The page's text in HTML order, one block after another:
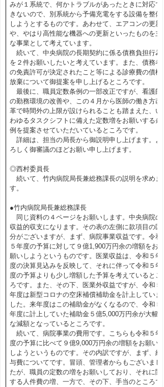
みが１系統で、何かトラブルがあったときに対応で
きないので、別系統から予備充電をする設備を整備
しようとするものです。あわせて、エアコンの更新
や、やはり高性能な機器への更新といったものを主
な事業として考えています。
続いて、中央病院の長期契約に係る債務負担行為
を２件お願いしたいと考えています。また、債務者
の免責許可が決定されたこと等による診療費の債権
放棄について御提案を申し上げるところです。
最後に、職員定数条例の一部改正ですが、看護師
の勤務環境の改善や、この４月から医師の働き方改
革で時間外の上限が設けられることも踏まえた、い
わゆるタスクシフトに備えた定数増をお願いする条
例を提案させていただいているところです。
詳細は、担当の局長から御説明申し上げます。よ
ろしく御審議のほどお願い申し上げます。
◎西村委員長
続いて、竹内病院局長兼総務課長の説明を求めま
す。
●竹内病院局長兼総務課長
同じ資料の４ページをお願いします。中央病院の
収益的収支になります。その表の左側に款項目の区
分がございますが、まず、病院事業収益です。令和
５年度の予算に対して９億1,900万円余の増額をお
願いしようというものです。医業収益は、令和５年
度の決算見込みを反映して、それに伴って令和５年
度の予算よりも少し増額した予算を考えているとこ
ろです。また、その下、医業外収益ですが、令和５
年度は新型コロナの空床補償補助金を計上していま
した。来年度はこの補助金がなくなるので、令和５
年度に計上していた補助金５億5,000万円余が大幅
な減額となっているところです。
続いて、病院事業の費用です。こちらも令和５年
度の予算に比べて９億9,000万円余の増額をお願い
しようというものです。その内訳ですが、まず、給
与費についてです。冒頭、管理者からもございまし
たが、職員の定数の増をお願いしており、それに関
する人件費の増、一方で、その下、手当のところで